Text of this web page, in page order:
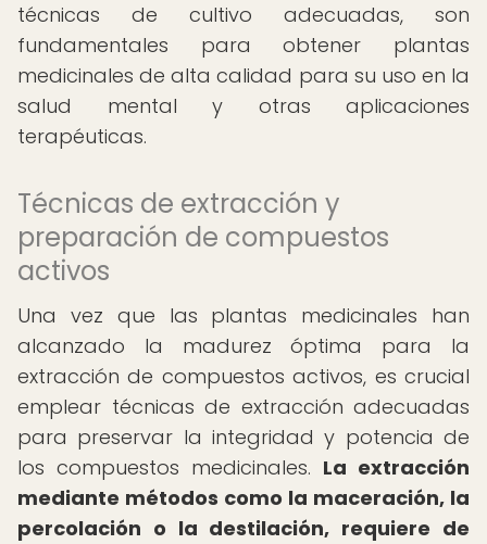
técnicas de cultivo adecuadas, son
fundamentales para obtener plantas
medicinales de alta calidad para su uso en la
salud mental y otras aplicaciones
terapéuticas.
Técnicas de extracción y
preparación de compuestos
activos
Una vez que las plantas medicinales han
alcanzado la madurez óptima para la
extracción de compuestos activos, es crucial
emplear técnicas de extracción adecuadas
para preservar la integridad y potencia de
los compuestos medicinales. La extracción
mediante métodos como la maceración, la
percolación o la destilación, requiere de